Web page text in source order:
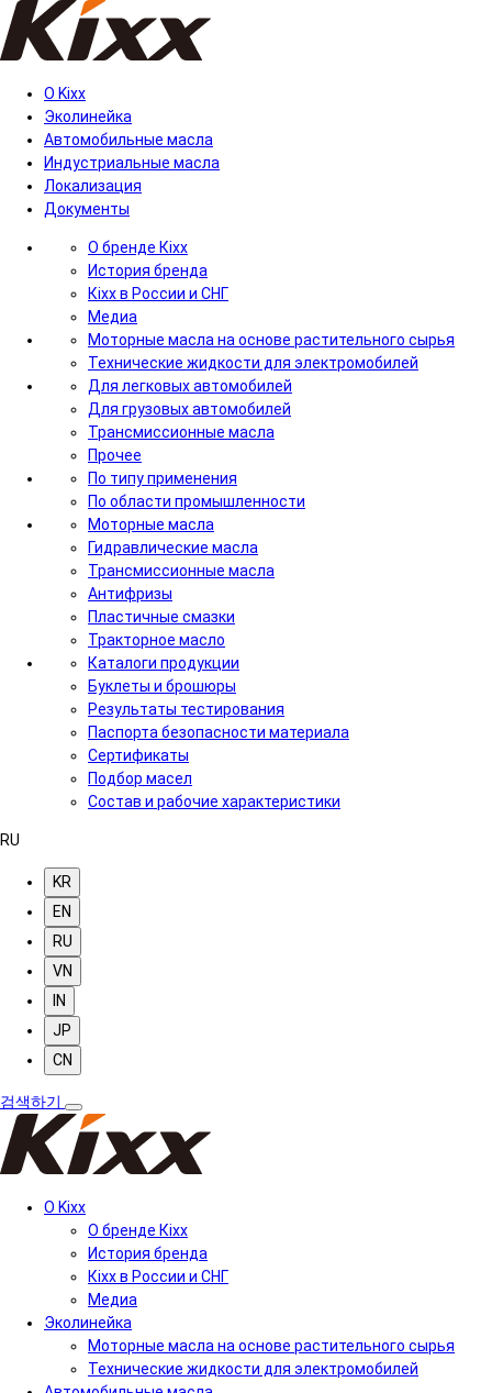
О Kixx
Эколинейка
Автомобильные масла
Индустриальные масла
Локализация
Документы
О бренде Кіхх
История бренда
Кіхx в России и СНГ
Медиа
Моторные масла на основе растительного сырья
Технические жидкости для электромобилей
Для легковых автомобилей
Для грузовых автомобилей
Трансмиссионные масла
Прочее
По типу применения
По области промышленности
Моторные масла
Гидравлические масла
Трансмиссионные масла
Антифризы
Пластичные смазки
Тракторное масло
Каталоги продукции
Буклеты и брошюры
Результаты тестирования
Паспорта безопасности материала
Сертификаты
Подбор масел
Состав и рабочие характеристики
RU
KR
EN
RU
VN
IN
JP
CN
검색하기
О Kixx
О бренде Кіхх
История бренда
Кіхx в России и СНГ
Медиа
Эколинейка
Моторные масла на основе растительного сырья
Технические жидкости для электромобилей